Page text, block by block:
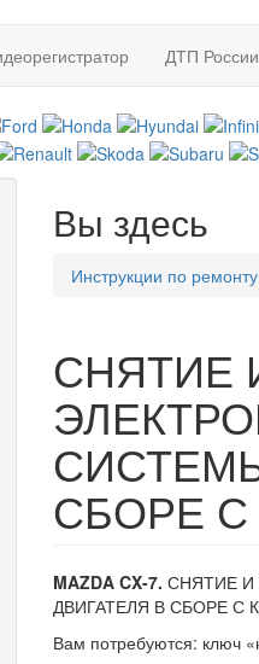
ДТП России
Вы здесь
Инструкции по
СНЯТИЕ
СБОРЕ
MAZDA CX-7. СНЯТИЕ И
ДВИГАТЕЛЯ В СБОРЕ С
Вам потребуются: ключ